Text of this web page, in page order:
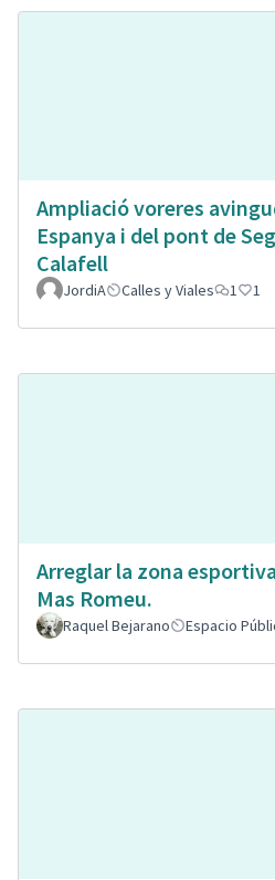
Ampliació voreres
Espanya i del pont de
Calafell
JordiA Calles y Viales 1 1
Arreglar la zona
Mas Romeu.
Raquel Bejarano Espacio